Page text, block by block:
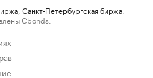
Санкт-Петербургская биржа
Cbonds.